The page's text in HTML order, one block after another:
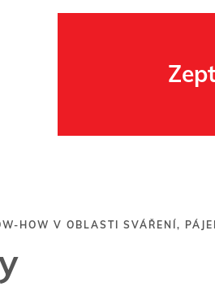
HOW V OBLASTI SVÁŘENÍ,